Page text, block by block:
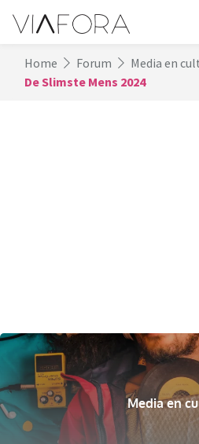
Home Forum
Media en
De Slimste Mens 2024
Media en